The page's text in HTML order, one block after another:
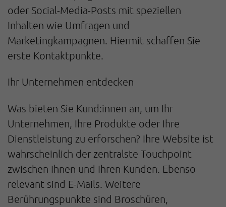
oder Social-Media-Posts mit speziellen
Inhalten wie Umfragen und
Marketingkampagnen. Hiermit schaffen Sie
erste Kontaktpunkte.
Ihr Unternehmen entdecken
Was bieten Sie Kund:innen an, um Ihr
Unternehmen, Ihre Produkte oder Ihre
Dienstleistung zu erforschen? Ihre Website ist
wahrscheinlich der zentralste Touchpoint
zwischen Ihnen und Ihren Kunden. Ebenso
relevant sind E-Mails. Weitere
Berührungspunkte sind Broschüren,